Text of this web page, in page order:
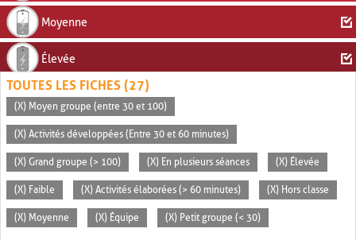
Moyenne
Élevée
TOUTES LES FICHES (27)
(X) Moyen groupe (entre 30 et 100)
(X) Activités développées (Entre 30 et 60 minutes)
(X) Grand groupe (> 100) (X) En plusieurs séances (X) Élevée
(X) Faible (X) Activités élaborées (> 60 minutes) (X) Hors classe
(X) Moyenne (X) Équipe (X) Petit groupe (< 30)